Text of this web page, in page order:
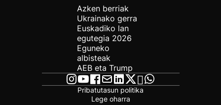
Azken berriak
Ukrainako gerra
Euskadiko lan
egutegia 2026
Eguneko
albisteak
AEB eta Trump
Pribatutasun politika
Lege oharra